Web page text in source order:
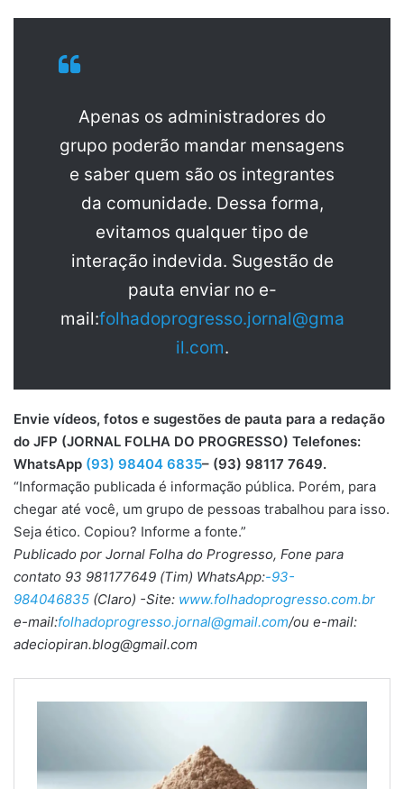
Apenas os administradores do
grupo poderão mandar mensagens
e saber quem são os integrantes
da comunidade. Dessa forma,
evitamos qualquer tipo de
interação indevida. Sugestão de
pauta enviar no e-
mail:folhadoprogresso.jornal@gma
il.com.
Envie vídeos, fotos e sugestões de pauta para a redação
do JFP (JORNAL FOLHA DO PROGRESSO) Telefones:
WhatsApp (93) 98404 6835– (93) 98117 7649.
“Informação publicada é informação pública. Porém, para
chegar até você, um grupo de pessoas trabalhou para isso.
Seja ético. Copiou? Informe a fonte.”
Publicado por Jornal Folha do Progresso, Fone para
contato 93 981177649 (Tim) WhatsApp:-93-
984046835 (Claro) -Site: www.folhadoprogresso.com.br
e-mail:folhadoprogresso.jornal@gmail.com/ou e-mail:
adeciopiran.blog@gmail.com